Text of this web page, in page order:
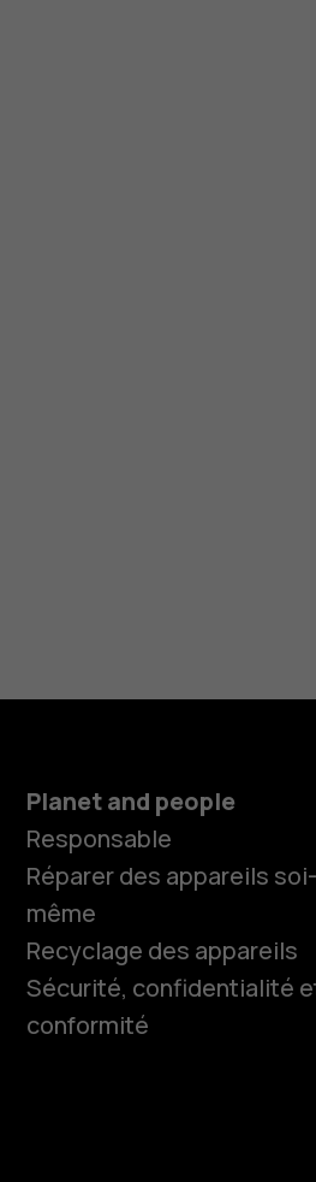
Planet and people
Responsable
Réparer des appareils soi-
même
Recyclage des appareils
Sécurité, confidentialité
conformité